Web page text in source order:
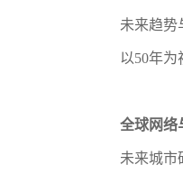
未来趋势
以50年为
全球网络
未来城市